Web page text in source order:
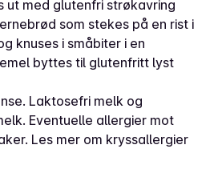
ut med glutenfri strøkavring
som stekes på en rist i
knuses i småbiter i en
byttes til glutenfritt lyst
Laktosefri melk og
Eventuelle allergier mot
Les mer om kryssallergier